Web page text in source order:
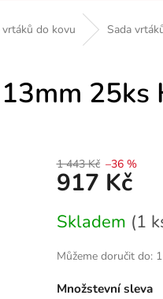
vrtáků do kovu Sada
25ks
1 443 Kč –36 %
917 Kč
cena:
Skladem (1
Můžeme doručit do:
Množstevní sleva